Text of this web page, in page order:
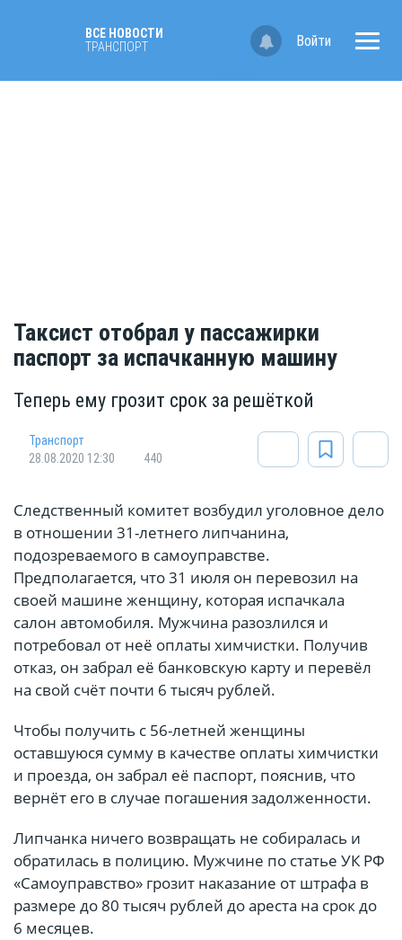
ВСЕ НОВОСТИ
ТРАНСПОРТ
Войти
Таксист отобрал у пассажирки
паспорт за испачканную машину
Теперь ему грозит срок за решёткой
Транспорт
28.08.2020 12:30
440
Следственный комитет возбудил уголовное дело
в отношении 31-летнего липчанина,
подозреваемого в самоуправстве.
Предполагается, что 31 июля он перевозил на
своей машине женщину, которая испачкала
салон автомобиля. Мужчина разозлился и
потребовал от неё оплаты химчистки. Получив
отказ, он забрал её банковскую карту и перевёл
на свой счёт почти 6 тысяч рублей.
Чтобы получить с 56-летней женщины
оставшуюся сумму в качестве оплаты химчистки
и проезда, он забрал её паспорт, пояснив, что
вернёт его в случае погашения задолженности.
Липчанка ничего возвращать не собиралась и
обратилась в полицию. Мужчине по статье УК РФ
«Самоуправство» грозит наказание от штрафа в
размере до 80 тысяч рублей до ареста на срок до
6 месяцев.